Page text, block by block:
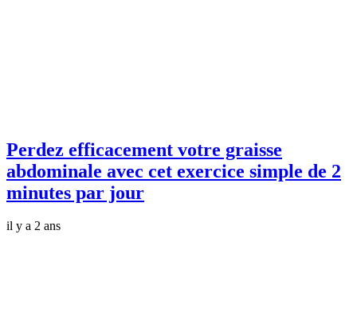
Perdez efficacement votre graisse
abdominale avec cet exercice simple de 2
minutes par jour
il y a 2 ans